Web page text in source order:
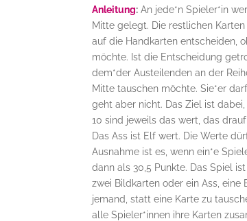
Anleitung: An jede*n Spieler*in
Mitte gelegt. Die restlichen
auf die Handkarten entscheiden,
möchte. Ist die Entscheidung
dem*der Austeilenden an der
Mitte tauschen möchte. Sie*er
geht aber nicht. Das Ziel ist
10 sind jeweils das wert, das
Das Ass ist Elf wert. Die Werte
Ausnahme ist es, wenn ein*e
dann als 30,5 Punkte. Das Spiel
zwei Bildkarten oder ein Ass,
jemand, statt eine Karte zu
alle Spieler*innen ihre Karten